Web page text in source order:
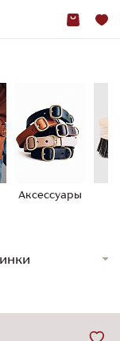
Аксессуары